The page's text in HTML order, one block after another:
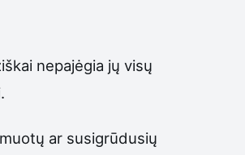
nepajėgia jų visų
ar susigrūdusių